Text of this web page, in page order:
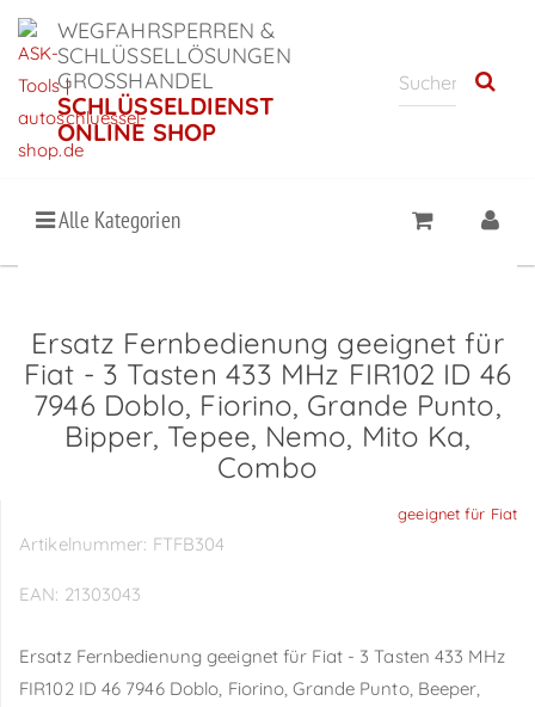
WEGFAHRSPERREN &
SCHLÜSSELLÖSUNGEN
GROSSHANDEL
SCHLÜSSELDIENST
ONLINE SHOP
Alle Kategorien
Ersatz Fernbedienung geeignet für
Fiat - 3 Tasten 433 MHz FIR102 ID 46
7946 Doblo, Fiorino, Grande Punto,
Bipper, Tepee, Nemo, Mito Ka,
Combo
geeignet für Fiat
Artikelnummer: FTFB304
EAN: 21303043
Ersatz Fernbedienung geeignet für Fiat - 3 Tasten 433 MHz
FIR102 ID 46 7946 Doblo, Fiorino, Grande Punto, Beeper,